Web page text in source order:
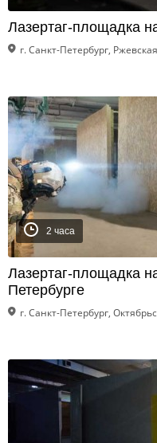
Лазертаг-площадка
г. Санкт-Петербург,
2 часа
Лазертаг-площадка
Петербурге
г. Санкт-Петербург,